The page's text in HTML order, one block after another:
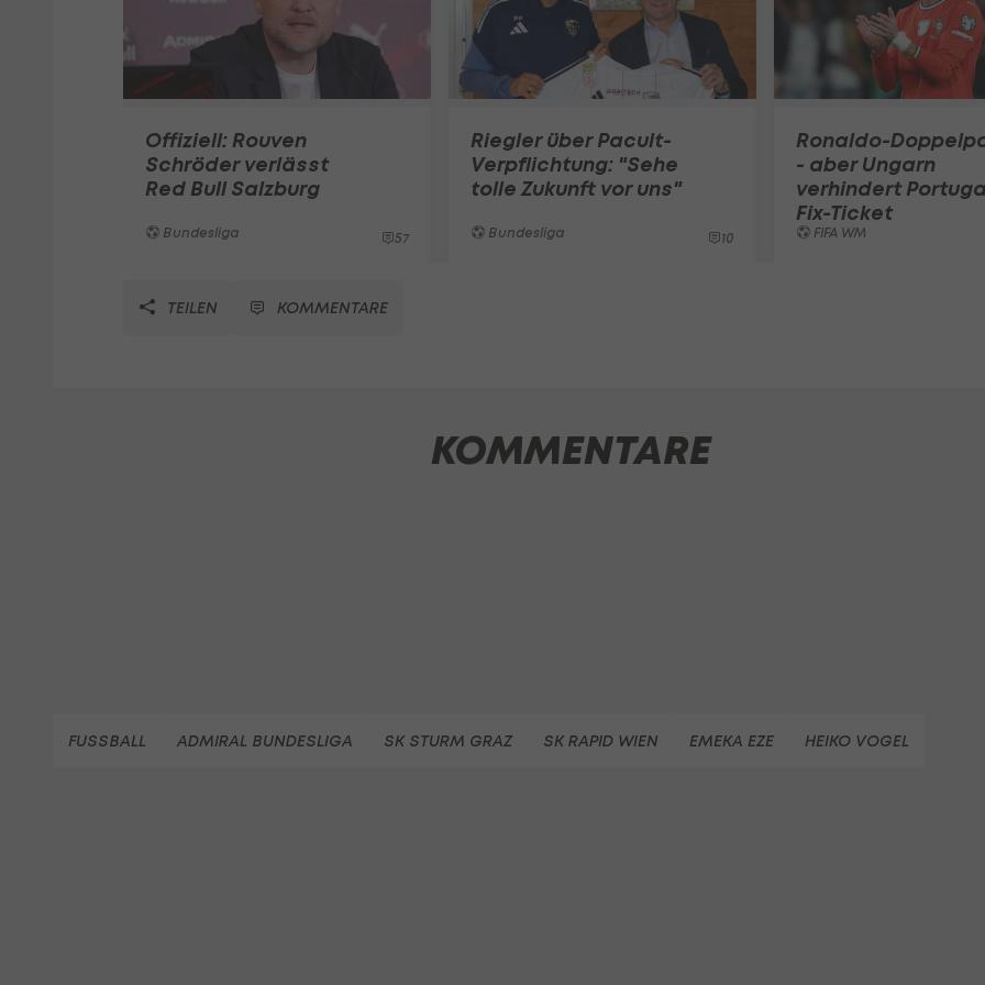
Offiziell: Rouven
Schröder verlässt
Red Bull Salzburg
Bundesliga 57
Riegler über Pacult-
Verpflichtung: "Sehe
tolle Zukunft vor uns"
Bundesliga 10
Ronaldo-
- aber Ungarn
verhindert
Fix-Ticket
FIFA WM
TEILEN KOMMENTARE
KOMMENTARE
FUSSBALL ADMIRAL BUNDESLIGA SK STURM GRAZ SK RAPID WIEN EMEKA EZE HEIKO VOGEL